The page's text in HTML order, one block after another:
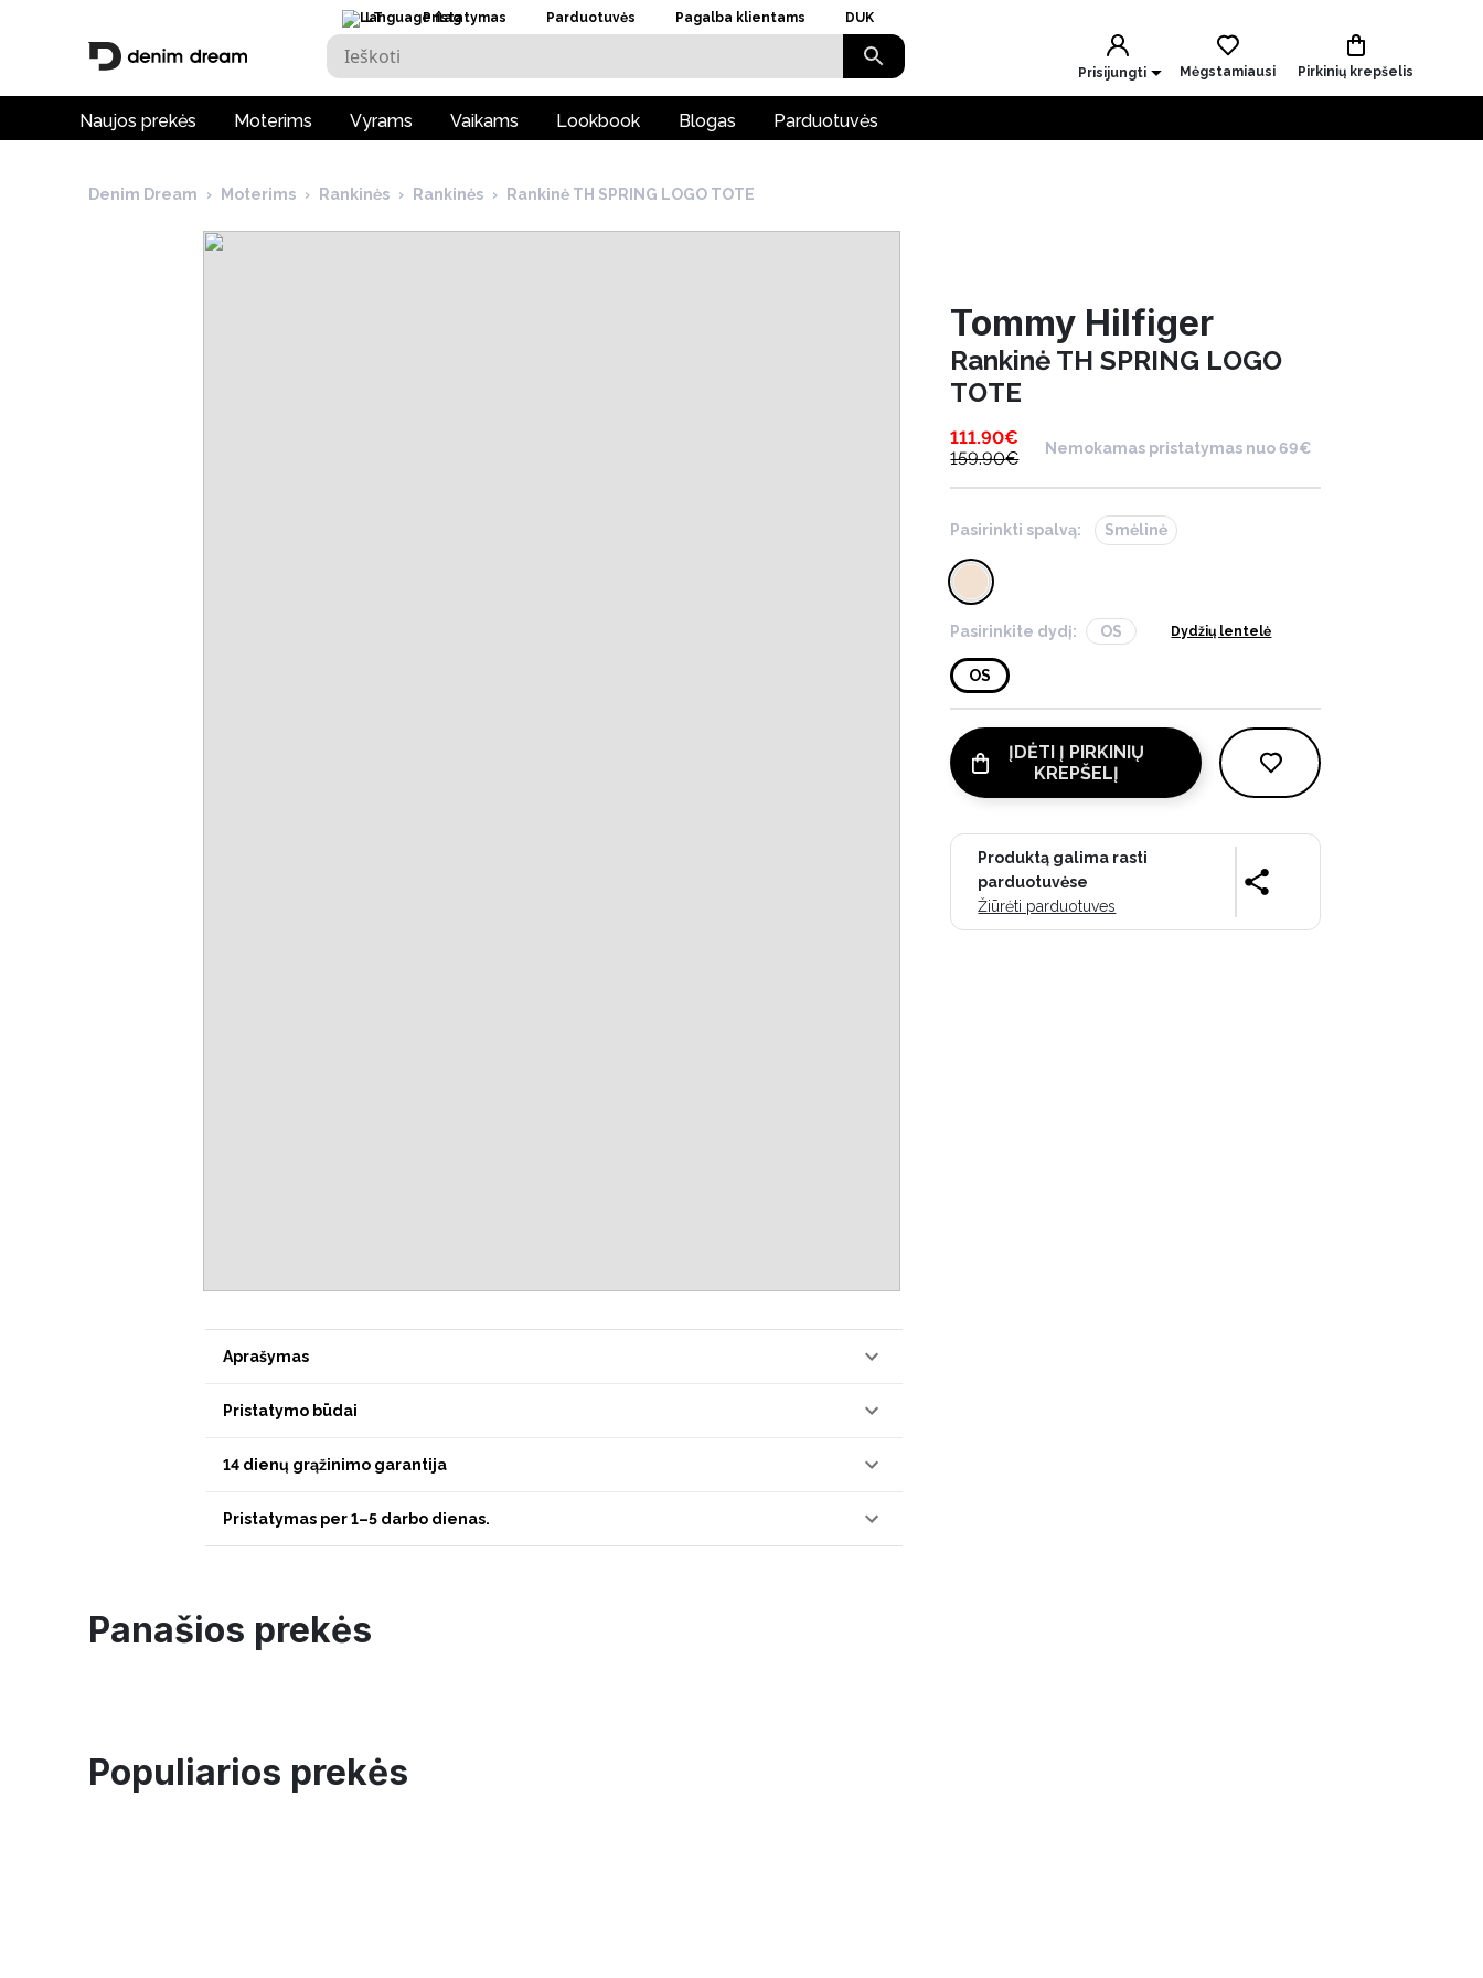
LT Pristatymas Parduotuvės Pagalba klientams DUK
Prisijungti Mėgstamiausi Pirkinių krepšelis
Naujos prekės Moterims Vyrams Vaikams Lookbook Blogas Parduotuvės
Denim Dream › Moterims › Rankinės › Rankinės › Rankinė TH SPRING LOGO TOTE
Aprašymas
Pristatymo būdai
14 dienų grąžinimo garantija
Pristatymas per 1–5 darbo dienas.
Tommy Hilfiger
Rankinė TH SPRING LOGO
TOTE
111.90€
159.90€
Nemokamas pristatymas nuo 69€
Pasirinkti spalvą: Smėlinė
Pasirinkite dydį: OS Dydžių lentelė
OS
ĮDĖTI Į PIRKINIŲ
KREPŠELĮ
Produktą galima rasti
parduotuvėse
Žiūrėti parduotuves
Panašios prekės
Populiarios prekės